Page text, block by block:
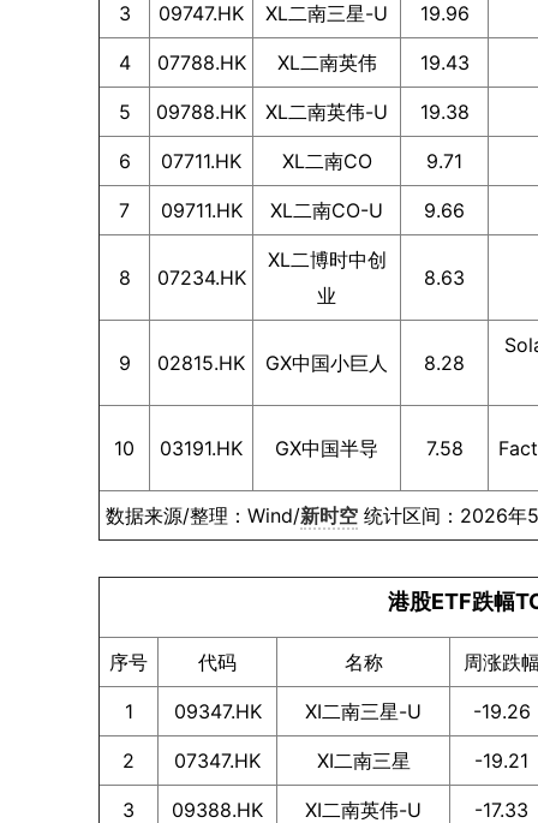
3 09747.HK XL二南三星-U 19.96
4 07788.HK XL二南英伟 19.43
5 09788.HK XL二南英伟-U 19.38
6 07711.HK XL二南CO 9.71
7 09711.HK XL二南CO-U 9.66
8 07234.HK
XL二博时中创
业
8.63
9 02815.HK GX中国小巨人 8.28
10 03191.HK GX中国半导 7.58
数据来源/整理：Wind/新时空 统计区间：2026年
港股ETF跌幅
序号 代码 名称 周涨跌
1 09347.HK XI二南三星-U -19.26
2 07347.HK XI二南三星 -19.21
3 09388.HK XI二南英伟-U -17.33